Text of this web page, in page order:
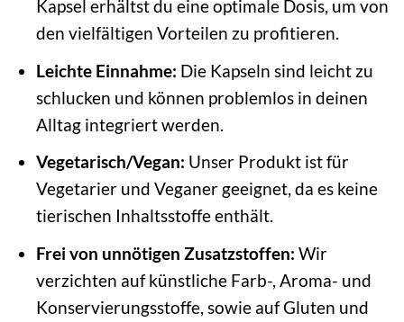
Kapsel erhältst du eine optimale Dosis, um von
den vielfältigen Vorteilen zu profitieren.
Leichte Einnahme: Die Kapseln sind leicht zu
schlucken und können problemlos in deinen
Alltag integriert werden.
Vegetarisch/Vegan: Unser Produkt ist für
Vegetarier und Veganer geeignet, da es keine
tierischen Inhaltsstoffe enthält.
Frei von unnötigen Zusatzstoffen: Wir
verzichten auf künstliche Farb-, Aroma- und
Konservierungsstoffe, sowie auf Gluten und